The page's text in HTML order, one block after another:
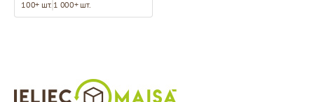
100+ шт. 1 000+ шт.